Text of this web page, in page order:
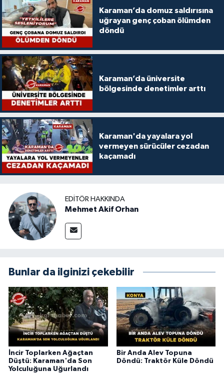
Karaman’da domuz saldırısına
uğrayan genç çoban ölümden
döndü
Karaman’da üniversite
bölgesinde denetimler arttı
Karaman'da yayalara yol
vermeyen sürücüler cezadan
kaçamadı
EDITÖR HAKKINDA
Mehmet Akif Orhan
Bunlar da ilginizi çekebilir
İncir Toplarken Ağaçtan
Düştü: Karaman'da Son
Yolculuğuna Uğurlandı
Bir Anda Alev Topuna
Döndü: Traktör Küle Döndü